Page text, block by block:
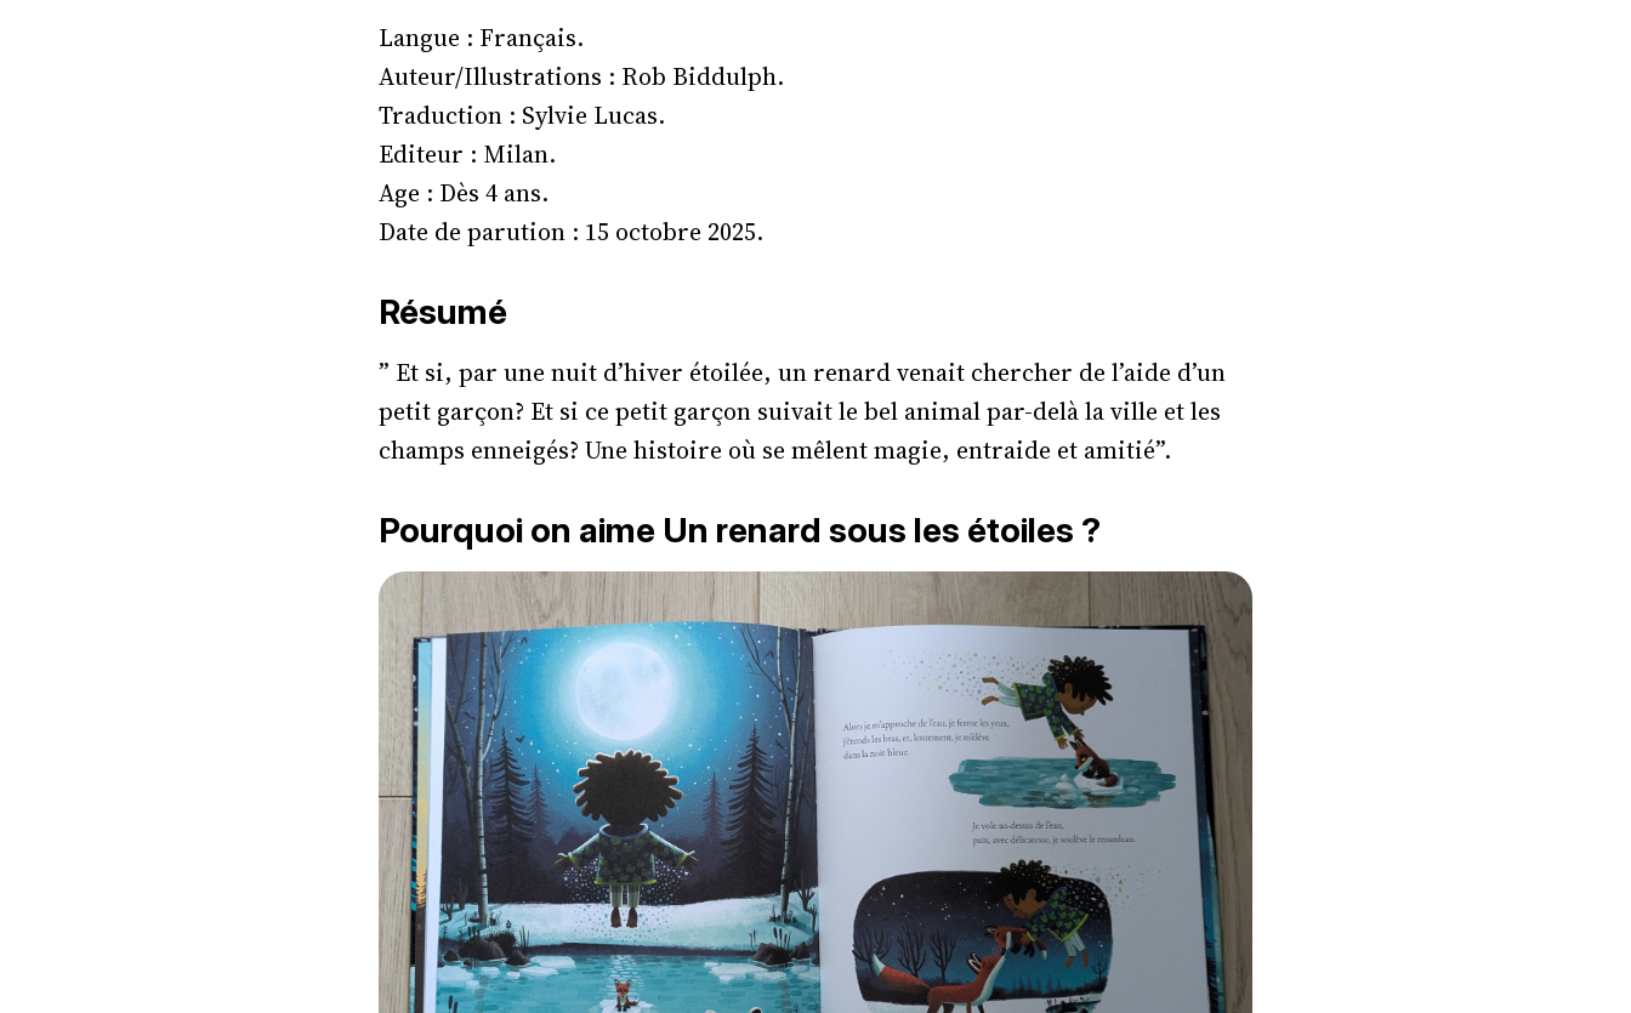
Langue : Français.
Auteur/Illustrations : Rob Biddulph.
Traduction : Sylvie Lucas.
Editeur : Milan.
Age : Dès 4 ans.
Date de parution : 15 octobre 2025.
Résumé
” Et si, par une nuit d’hiver étoilée, un renard venait chercher de l’aide d’un
petit garçon? Et si ce petit garçon suivait le bel animal par-delà la ville et les
champs enneigés? Une histoire où se mêlent magie, entraide et amitié”.
Pourquoi on aime Un renard sous les étoiles ?